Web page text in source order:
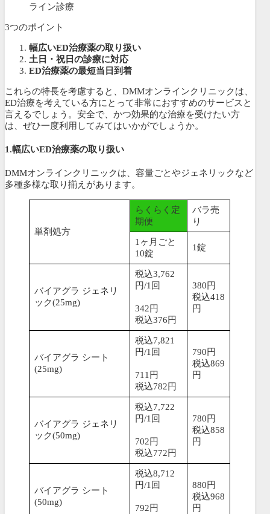
3つのポイント
幅広いED治療薬の取り扱い
土日・祝日の診療に対応
ED治療薬の最短当日到着
これらの特長を考慮すると、DMMオンラインクリニックは、
ED治療を考えている方にとって非常におすすめのサービスと
言えるでしょう。安全で、かつ効果的な治療を受けたい方
は、ぜひ一度利用してみてはいかがでしょうか。
1.幅広いED治療薬の取り扱い
DMMオンラインクリニックは、容量ごとやジェネリックなど
多種多様な取り揃えがあります。
単剤処方
らくらく定
期便
バラ売
り
1ヶ月ごと
10錠
1錠
バイアグラ ジェネリ
ック(25mg)
税込3,762
円/1回
342円
税込376円
380円
税込418
円
バイアグラ シート
(25mg)
税込7,821
円/1回
711円
税込782円
790円
税込869
円
バイアグラ ジェネリ
ック(50mg)
税込7,722
円/1回
702円
税込772円
780円
税込858
円
バイアグラ シート
(50mg)
税込8,712
円/1回
792円
880円
税込968
円